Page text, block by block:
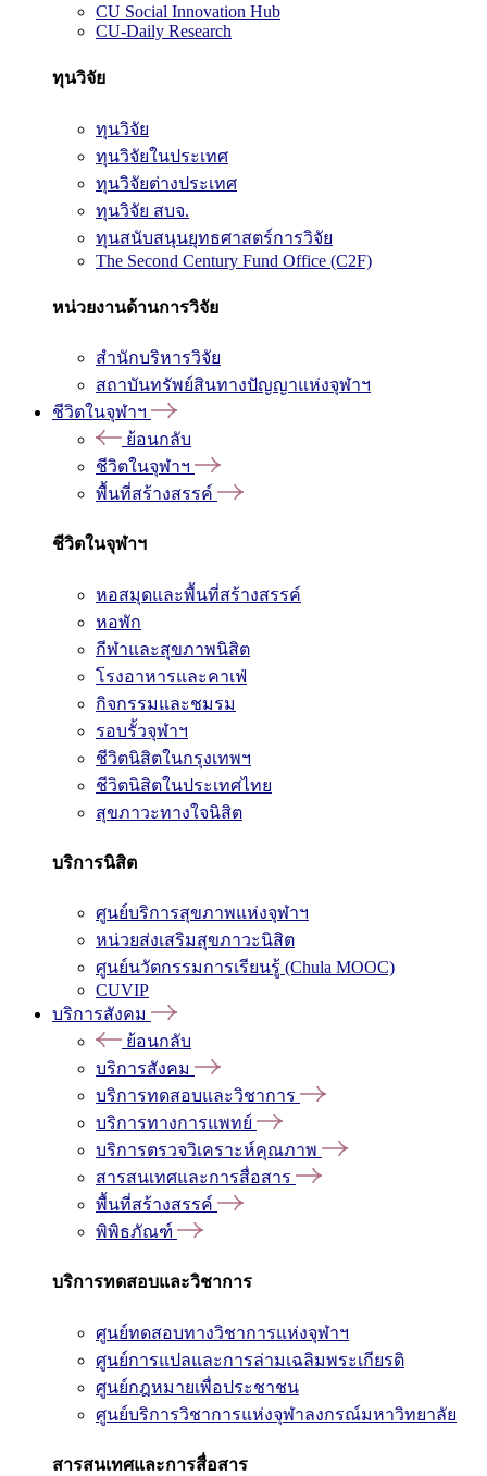
CU Social Innovation Hub
CU-Daily Research
ทุนวิจัย
ทุนวิจัย
ทุนวิจัยในประเทศ
ทุนวิจัยต่างประเทศ
ทุนวิจัย สบจ.
ทุนสนับสนุนยุทธศาสตร์การวิจัย
The Second Century Fund Office (C2F)
หน่วยงานด้านการวิจัย
สำนักบริหารวิจัย
สถาบันทรัพย์สินทางปัญญาแห่งจุฬาฯ
ชีวิตในจุฬาฯ
ย้อนกลับ
ชีวิตในจุฬาฯ
พื้นที่สร้างสรรค์
ชีวิตในจุฬาฯ
หอสมุดและพื้นที่สร้างสรรค์
หอพัก
กีฬาและสุขภาพนิสิต
โรงอาหารและคาเฟ่
กิจกรรมและชมรม
รอบรั้วจุฬาฯ
ชีวิตนิสิตในกรุงเทพฯ
ชีวิตนิสิตในประเทศไทย
สุขภาวะทางใจนิสิต
บริการนิสิต
ศูนย์บริการสุขภาพแห่งจุฬาฯ
หน่วยส่งเสริมสุขภาวะนิสิต
ศูนย์นวัตกรรมการเรียนรู้ (Chula MOOC)
CUVIP
บริการสังคม
ย้อนกลับ
บริการสังคม
บริการทดสอบและวิชาการ
บริการทางการแพทย์
บริการตรวจวิเคราะห์คุณภาพ
สารสนเทศและการสื่อสาร
พื้นที่สร้างสรรค์
พิพิธภัณฑ์
บริการทดสอบและวิชาการ
ศูนย์ทดสอบทางวิชาการแห่งจุฬาฯ
ศูนย์การแปลและการล่ามเฉลิมพระเกียรติ
ศูนย์กฎหมายเพื่อประชาชน
ศูนย์บริการวิชาการแห่งจุฬาลงกรณ์มหาวิทยาลัย
สารสนเทศและการสื่อสาร